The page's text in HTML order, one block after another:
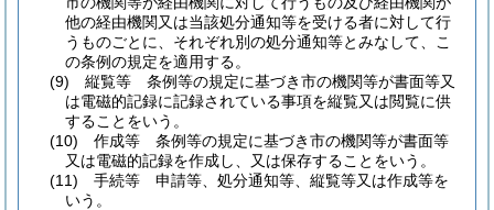
他の経由機関又は当該処分通知等を受ける者に対して行
うものごとに、それぞれ別の処分通知等とみなして、こ
の条例の規定を適用する。
(9)
縦覧等 条例等の規定に基づき市の機関等が書面等又
は電磁的記録に記録されている事項を縦覧又は閲覧に供
することをいう。
(10)
作成等 条例等の規定に基づき市の機関等が書面等
又は電磁的記録を作成し、又は保存することをいう。
(11)
手続等 申請等、処分通知等、縦覧等又は作成等を
いう。